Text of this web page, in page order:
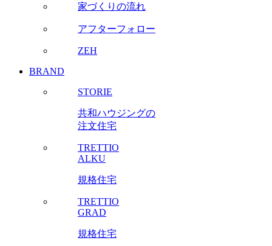
家づくりの流れ
アフターフォロー
ZEH
BRAND
STORIE
共和ハウジングの
注文住宅
TRETTIO
ALKU
規格住宅
TRETTIO
GRAD
規格住宅